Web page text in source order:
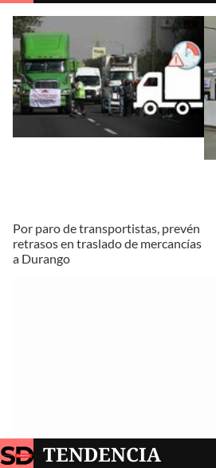
Por paro de transportistas, prevén
retrasos en traslado de mercancías
a Durango
TENDENCIA